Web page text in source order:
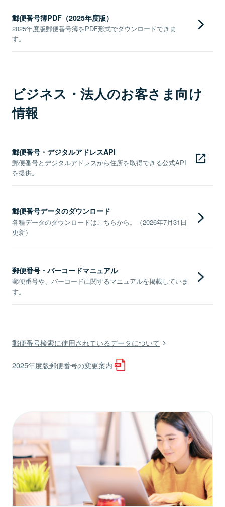
郵便番号簿PDF（2025年度版）
2025年度版郵便番号簿をPDF形式でダウンロードできま
す。
ビジネス・法人のお客さま向け
情報
郵便番号・デジタルアドレスAPI
郵便番号とデジタルアドレスから住所を取得できる公式API
を提供。
郵便番号データのダウンロード
各種データのダウンロードはこちらから。（2026年7月31日
更新）
郵便番号・バーコードマニュアル
郵便番号や、バーコードに関するマニュアルを掲載していま
す。
郵便番号検索に使用されているデータについて
2025年度版郵便番号の変更案内